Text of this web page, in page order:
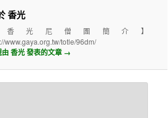
香光
香光尼僧團簡介】
www.gaya.org.tw/totle/96dm/
香光 發表的文章 →